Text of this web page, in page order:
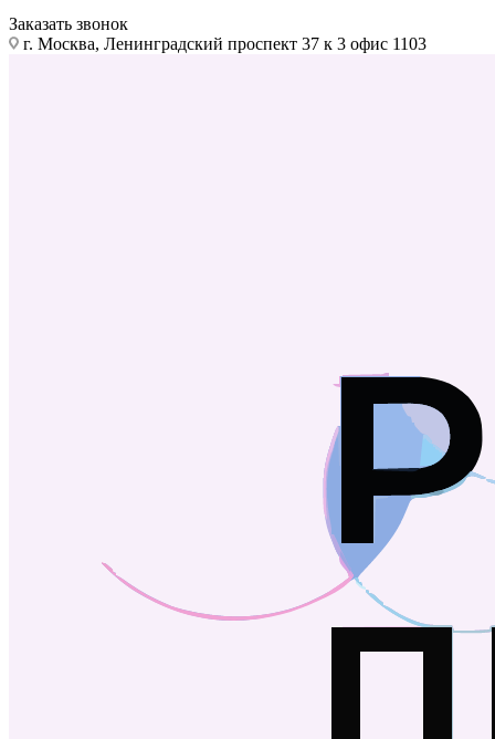
Заказать звонок
г. Москва, Ленинградский проспект 37 к 3 офис 1103